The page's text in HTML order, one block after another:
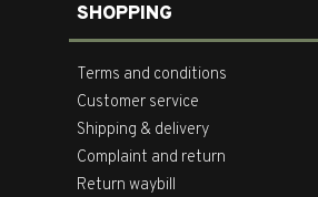
SHOPPING
Terms and conditions
Customer service
Shipping & delivery
Complaint and return
Return waybill